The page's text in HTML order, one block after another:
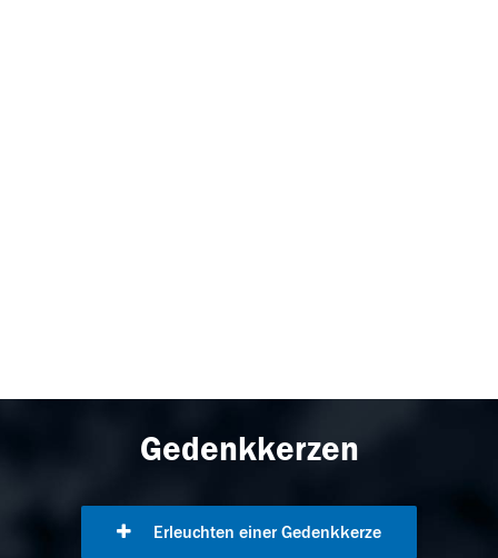
Gedenkkerzen
Erleuchten einer Gedenkkerze